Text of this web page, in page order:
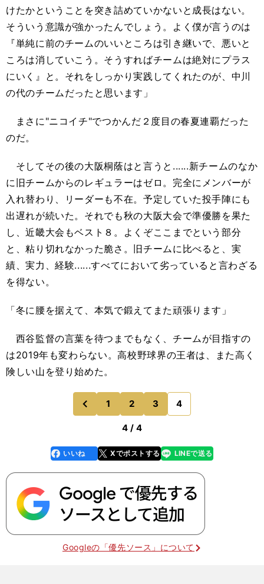
けたかということを突き詰めていかないと成長はない。
そういう意識が強かったんでしょう。よく僕が言うのは
『単純に前のチームのいいところは引き継いで、悪いと
ころは消していこう。そうすればチームは絶対にプラス
にいく』と。それをしっかり実践してくれたのが、中川
の代のチームだったと思います」
まさに"ニコイチ"でつかんだ２度目の春夏連覇だった
のだ。
そしてその後の大阪桐蔭はと言うと......新チームのなか
に旧チームからのレギュラーはゼロ。完全にメンバーが
入れ替わり、リーダーも不在。予定していた投手陣にも
出遅れが続いた。それでも秋の大阪大会で準優勝を果た
し、近畿大会もベスト８。よくぞここまでという部分
と、粘り切れなかった脆さ。旧チームに比べると、実
績、実力、経験......すべてにおいて劣っていると言わざる
を得ない。
「冬に腰を据えて、本気で鍛えてまた頑張ります」
西谷監督の言葉を待つまでもなく、チームが目指すの
は2019年も変わらない。高校野球界の王者は、また高く
険しい山を登り始めた。
前
のページへ
1 2 3 4
4 / 4
faceboo
k
いいね Xでポストする
line LINEで送る
Googleの「優先ソース」について